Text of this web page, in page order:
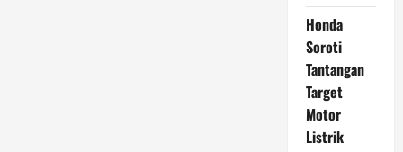
Honda
Soroti
Tantangan
Target
Motor
Listrik